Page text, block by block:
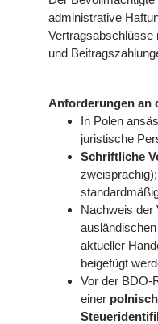
administrative
und
Anforderungen an
In Polen
juristische
Schriftliche
Nachweis der
aktueller
beigefügt
Vor der BDO-
einer